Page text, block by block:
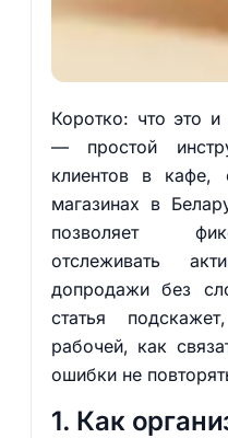
Коротко: что это
— простой
клиентов в кафе,
магазинах в
позволяет
отслеживать
допродажи без
статья
рабочей, как
ошибки не
1. Как